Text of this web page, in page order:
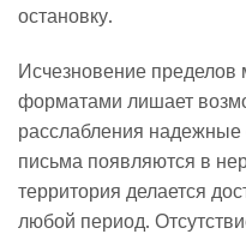
остановку.
Исчезновение
форматами лишает
расслабления
письма появляются в
территория делается
любой период.